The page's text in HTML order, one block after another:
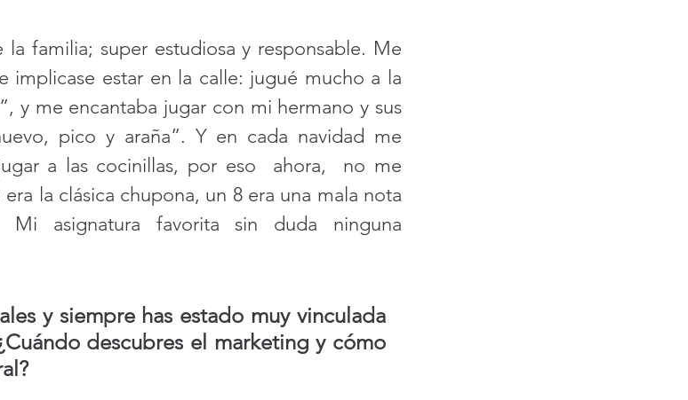
familia; super estudiosa y responsable. Me
implicase estar en la calle: jugué mucho a la
y me encantaba jugar con mi hermano y sus
pico y araña”. Y en cada navidad me
a las cocinillas, por eso  ahora,  no me
la clásica chupona, un 8 era una mala nota
asignatura favorita sin duda ninguna
y siempre has estado muy vinculada
descubres el marketing y cómo